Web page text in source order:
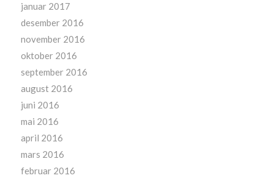
januar 2017
desember 2016
november 2016
oktober 2016
september 2016
august 2016
juni 2016
mai 2016
april 2016
mars 2016
februar 2016